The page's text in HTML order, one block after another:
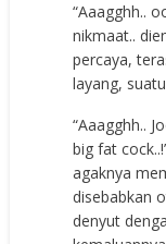
“Aaagghh..
nikmaat..
percaya,
layang,
“Aaagghh..
big fat
agaknya
disebabkan
denyut